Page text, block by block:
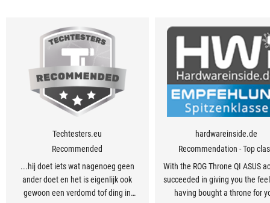
Ondersteuning
Techtesters.eu
Recommended
...hij doet iets wat nagenoeg geen
ander doet en het is eigenlijk ook
gewoon een verdomd tof ding in
hardwareinside.de
Recommendation - Top
With the ROG Throne QI ASUS
succeeded in giving you the
having bought a throne for